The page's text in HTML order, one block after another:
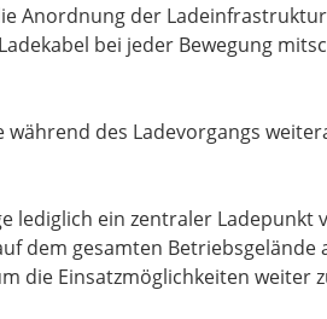
Anordnung der
bei jeder Bewegung
während des Ladevorgangs
lediglich ein zentraler
dem gesamten
die Einsatzmöglichkeiten weiter